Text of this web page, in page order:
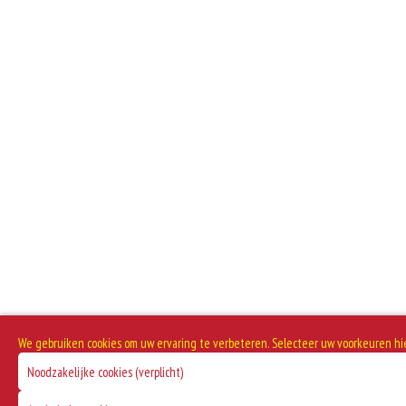
We gebruiken cookies om uw ervaring te verbeteren. Selecteer uw voorkeuren
Noodzakelijke cookies (verplicht)